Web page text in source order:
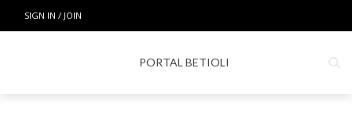
SIGN IN / JOIN
PORTAL BETIOLI